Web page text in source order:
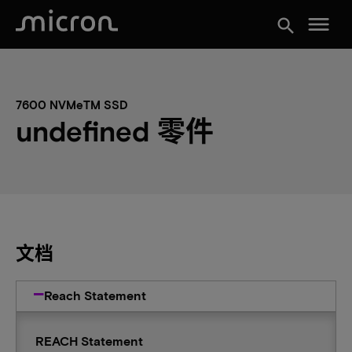
search menu
7600 NVMeTM SSD
undefined 零件
文档
Reach Statement
REACH Statement